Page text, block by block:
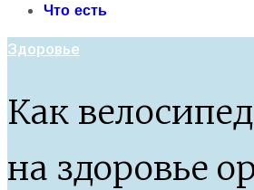
Что есть
Здоровье
Как
на здоровье